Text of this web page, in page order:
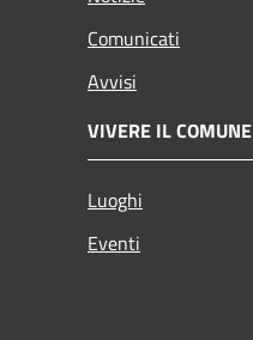
Comunicati
Avvisi
VIVERE IL COMUNE
Luoghi
Eventi